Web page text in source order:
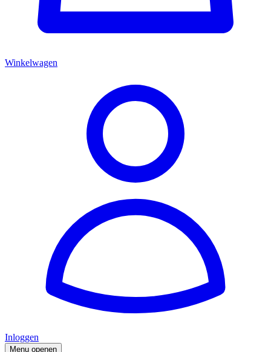
Winkelwagen
Inloggen
Menu openen